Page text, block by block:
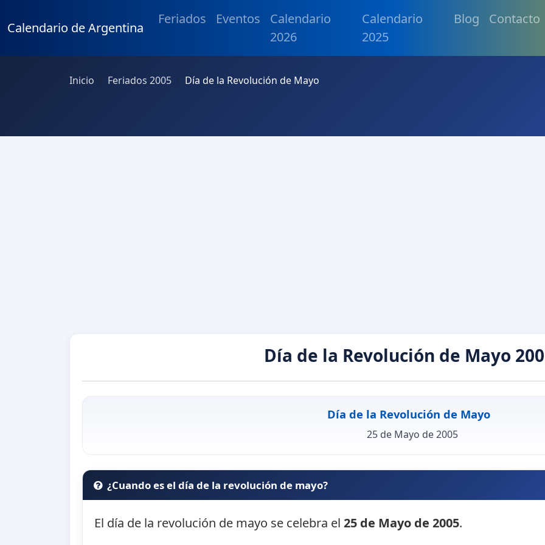
Calendario de Argentina
Feriados Eventos
Calendario
2026
Calendario
2025
Blog Contacto
Inicio Feriados 2005 Día de la Revolución de Mayo
Día de la Revolución de Mayo
Día de la Revolución de Mayo
25 de Mayo de 2005
¿Cuando es el día de la revolución de mayo?
El día de la revolución de mayo se celebra el25 de Mayo de 2005.